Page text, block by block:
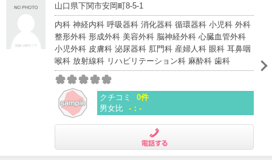
山口県下関市安岡町8-5-1
内科 神経内科 呼吸器科 消化器科 循環器科 小児科 外科
整形外科 形成外科 美容外科 脳神経外科 心臓血管外科
小児外科 皮膚科 泌尿器科 肛門科 産婦人科 眼科 耳鼻咽
喉科 放射線科 リハビリテーション科 麻酔科 歯科
クチコミ
0件
男女比 -：-